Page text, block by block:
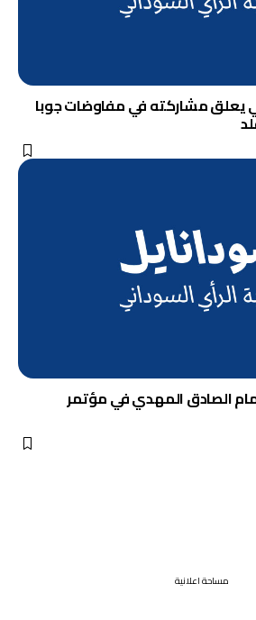
يعلق مشاركته في مفاوضات جوبا
الصادق المهدي في مؤتمر
مساحة اعلانية